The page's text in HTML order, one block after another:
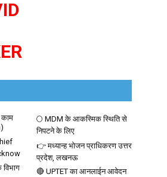
काम
🌕 MDM के आकस्मिक स्थिति से
निपटने के लिए
👉 मध्यान्ह भोजन प्राधिकरण उत्तर
प्रदेश, लखनऊ
🔴 UPTET का आनलाईन आवेदन